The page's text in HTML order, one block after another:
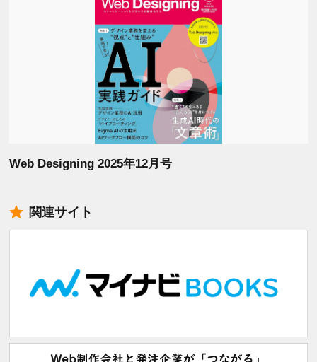
Web Designing 2025年12月号
関連サイト